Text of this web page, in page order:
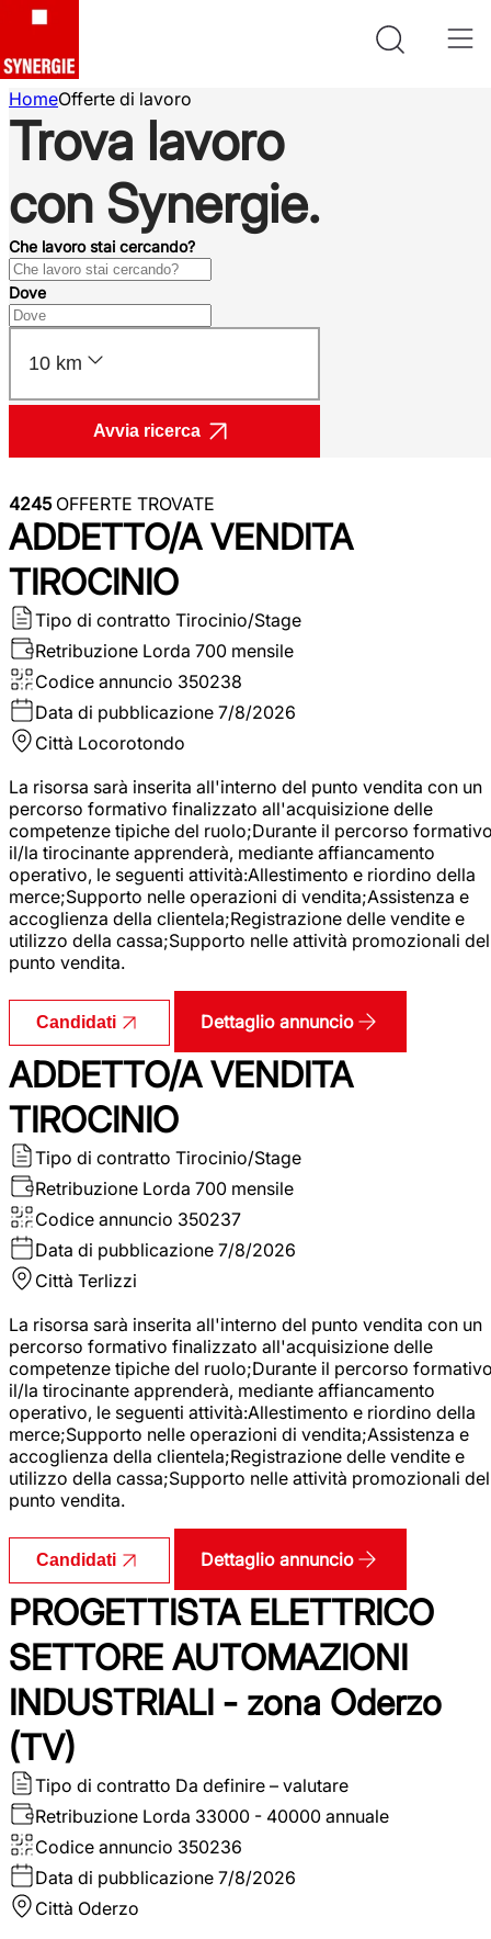
HomeOfferte di lavoro
Trova lavoro
con Synergie.
Che lavoro stai cercando?
Dove
10 km
Avvia ricerca
4245OFFERTE TROVATE
ADDETTO/A VENDITA
TIROCINIO
Tipo di contratto Tirocinio/Stage
Retribuzione Lorda 700 mensile
Codice annuncio 350238
Data di pubblicazione 7/8/2026
Città Locorotondo
La risorsa sarà inserita all'interno del punto vendita con un
percorso formativo finalizzato all'acquisizione delle
competenze tipiche del ruolo;Durante il percorso
il/la tirocinante apprenderà, mediante affiancamento
operativo, le seguenti attività:Allestimento e riordino della
merce;Supporto nelle operazioni di vendita;Assistenza e
accoglienza della clientela;Registrazione delle vendite e
utilizzo della cassa;Supporto nelle attività promozionali del
punto vendita.
Candidati Dettaglio annuncio
ADDETTO/A VENDITA
TIROCINIO
Tipo di contratto Tirocinio/Stage
Retribuzione Lorda 700 mensile
Codice annuncio 350237
Data di pubblicazione 7/8/2026
Città Terlizzi
La risorsa sarà inserita all'interno del punto vendita con un
percorso formativo finalizzato all'acquisizione delle
competenze tipiche del ruolo;Durante il percorso
il/la tirocinante apprenderà, mediante affiancamento
operativo, le seguenti attività:Allestimento e riordino della
merce;Supporto nelle operazioni di vendita;Assistenza e
accoglienza della clientela;Registrazione delle vendite e
utilizzo della cassa;Supporto nelle attività promozionali del
punto vendita.
Candidati Dettaglio annuncio
PROGETTISTA ELETTRICO
SETTORE AUTOMAZIONI
INDUSTRIALI - zona Oderzo
(TV)
Tipo di contratto Da definire – valutare
Retribuzione Lorda 33000 - 40000 annuale
Codice annuncio 350236
Data di pubblicazione 7/8/2026
Città Oderzo